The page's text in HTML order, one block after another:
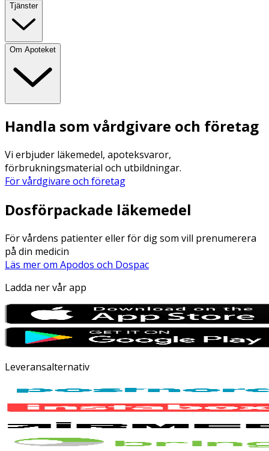
Tjänster
Om Apoteket
Handla som vårdgivare och företag
Vi erbjuder läkemedel, apoteksvaror,
förbrukningsmaterial och utbildningar.
För vårdgivare och företag
Dosförpackade läkemedel
För vårdens patienter eller för dig som vill prenumerera
på din medicin
Läs mer om Apodos och Dospac
Ladda ner vår app
Leveransalternativ